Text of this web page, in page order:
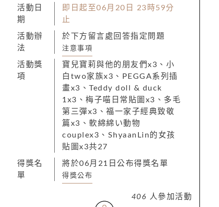
活動日
期
即日起至06月20日 23時59分
止
活動辦
法
於下方留言處回答指定問題
注意事項
活動獎
項
寶兒寶莉與他的朋友們x3、小
白two家族x3、PEGGA系列插
畫x3、Teddy doll & duck
1x3、梅子喵日常貼圖x3、多毛
第三彈x3、福一家子經典致敬
篇x3、軟綿綿い動物
couplex3、ShyaanLin的女孩
貼圖x3共27
得獎名
單
將於06月21日公布得獎名單
得獎公布
406 人參加活動